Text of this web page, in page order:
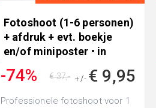
Fotoshoot (1-6 personen)
+ afdruk + evt. boekje
en/of miniposter • in
-74% +/- € 9,95
€ 37,-
Professionele fotoshoot voor 1